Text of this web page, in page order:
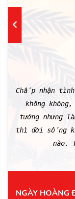
Chấp nhận
không
tướng nhưng
thì đời sống
nào.
NGÀY HOÀNG